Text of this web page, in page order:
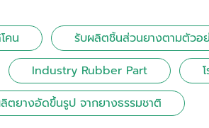
คน รับผลิตชิ้นส่วนยางตามตัวอ
Industry Rubber Part
ตยางอัดขึ้นรูป จากยางธรรมชาติ